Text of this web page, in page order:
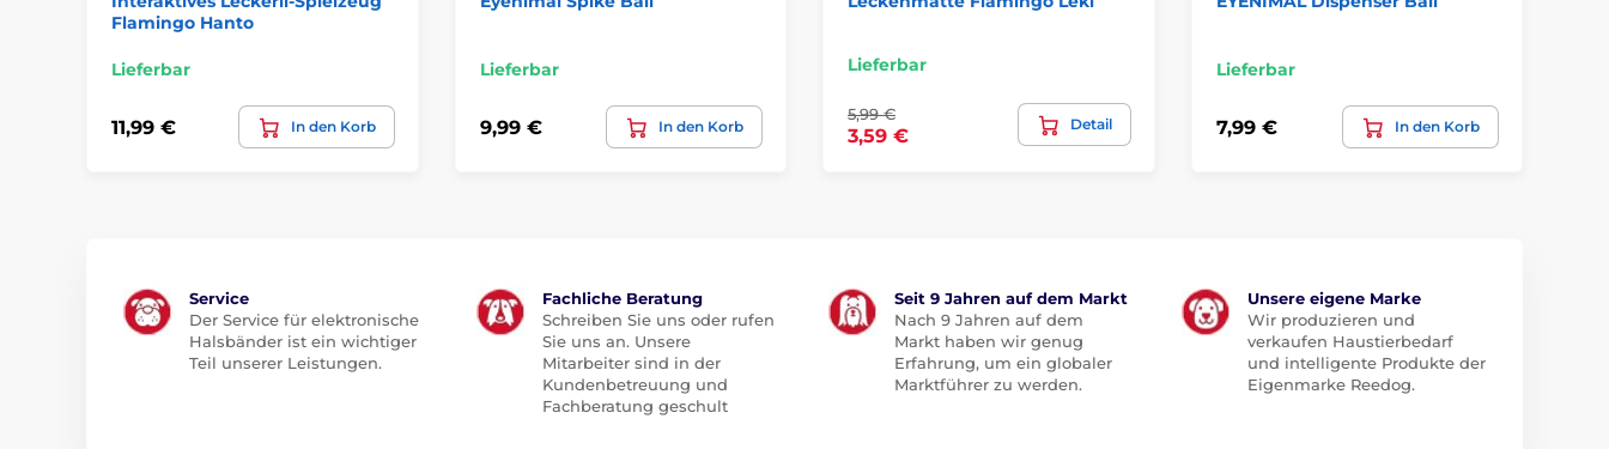
Flamingo Hanto
Lieferbar
11,99 € In den Korb
Lieferbar
9,99 € In den Korb
Lieferbar
5,99 €
3,59 €
Detail
Lieferbar
7,99 € In den Korb
Service
Der Service für elektronische
Halsbänder ist ein wichtiger
Teil unserer Leistungen.
Fachliche Beratung
Schreiben Sie uns oder rufen
Sie uns an. Unsere
Mitarbeiter sind in der
Kundenbetreuung und
Fachberatung geschult
Seit 9 Jahren auf dem Markt
Nach 9 Jahren auf dem
Markt haben wir genug
Erfahrung, um ein globaler
Marktführer zu werden.
Unsere eigene Marke
Wir produzieren und
verkaufen Haustierbedarf
und intelligente Produkte der
Eigenmarke Reedog.